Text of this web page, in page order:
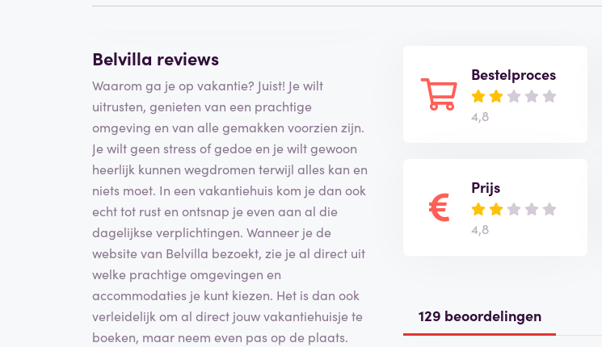
Belvilla reviews
Waarom ga je op vakantie? Juist! Je wilt
uitrusten, genieten van een prachtige
omgeving en van alle gemakken voorzien zijn.
Je wilt geen stress of gedoe en je wilt gewoon
heerlijk kunnen wegdromen terwijl alles kan en
niets moet. In een vakantiehuis kom je dan ook
echt tot rust en ontsnap je even aan al die
dagelijkse verplichtingen. Wanneer je de
website van Belvilla bezoekt, zie je al direct uit
welke prachtige omgevingen en
accommodaties je kunt kiezen. Het is dan ook
verleidelijk om al direct jouw vakantiehuisje te
boeken, maar neem even pas op de plaats.
Bestelproces
4,8
Prijs
4,8
129 beoordelingen